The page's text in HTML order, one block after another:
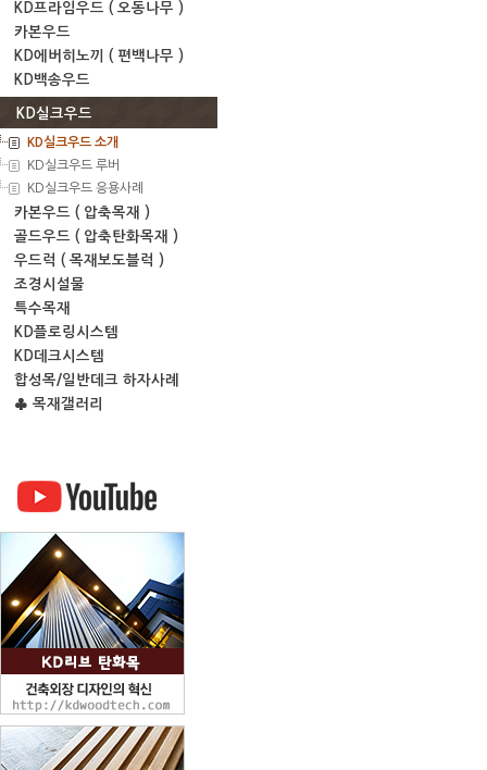
KD프라임우드 ( 오동나무 )
카본우드
KD에버히노끼 ( 편백나무 )
KD백송우드
KD실크우드
KD실크우드 소개
KD실크우드 루버
KD실크우드 응용사례
카본우드 ( 압축목재 )
골드우드 ( 압축탄화목재 )
우드럭 ( 목재보도블럭 )
조경시설물
특수목재
KD플로링시스템
KD데크시스템
합성목/일반데크 하자사례
♣ 목재갤러리